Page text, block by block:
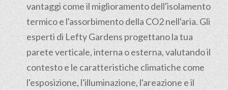
vantaggi come il miglioramento dell'isolamento
termico e l'assorbimento della CO2 nell'aria. Gli
esperti di Lefty Gardens progettano la tua
parete verticale, interna o esterna, valutando il
contesto e le caratteristiche climatiche come
l'esposizione, l'illuminazione, l'areazione e il